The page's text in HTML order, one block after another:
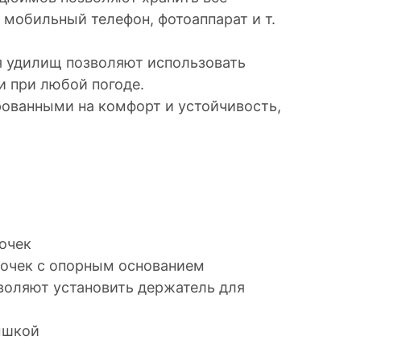
телефон, фотоаппарат и т.
позволяют использовать
при любой погоде.
на комфорт и устойчивость,
с опорным основанием
установить держатель для